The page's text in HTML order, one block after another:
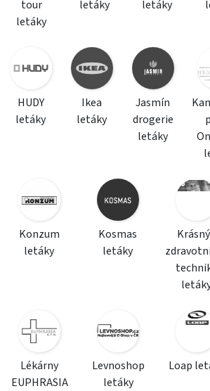
tour
letáky
letáky letáky
HUDY
letáky
Ikea
letáky
Jasmín
drogerie
letáky
Konzum
letáky
Kosmas
letáky
Lékárny
EUPHRASIA
Levnoshop
letáky
Loap